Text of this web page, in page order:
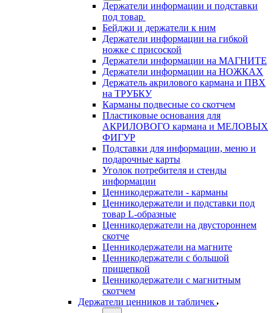
Держатели информации и подставки
под товар
Бейджи и держатели к ним
Держатели информации на гибкой
ножке с присоской
Держатели информации на МАГНИТЕ
Держатели информации на НОЖКАХ
Держатель акрилового кармана и ПВХ
на ТРУБКУ
Карманы подвесные со скотчем
Пластиковые основания для
АКРИЛОВОГО кармана и МЕЛОВЫХ
ФИГУР
Подставки для информации, меню и
подарочные карты
Уголок потребителя и стенды
информации
Ценникодержатели - карманы
Ценникодержатели и подставки под
товар L-образные
Ценникодержатели на двустороннем
скотче
Ценникодержатели на магните
Ценникодержатели с большой
прищепкой
Ценникодержатели с магнитным
скотчем
Держатели ценников и табличек